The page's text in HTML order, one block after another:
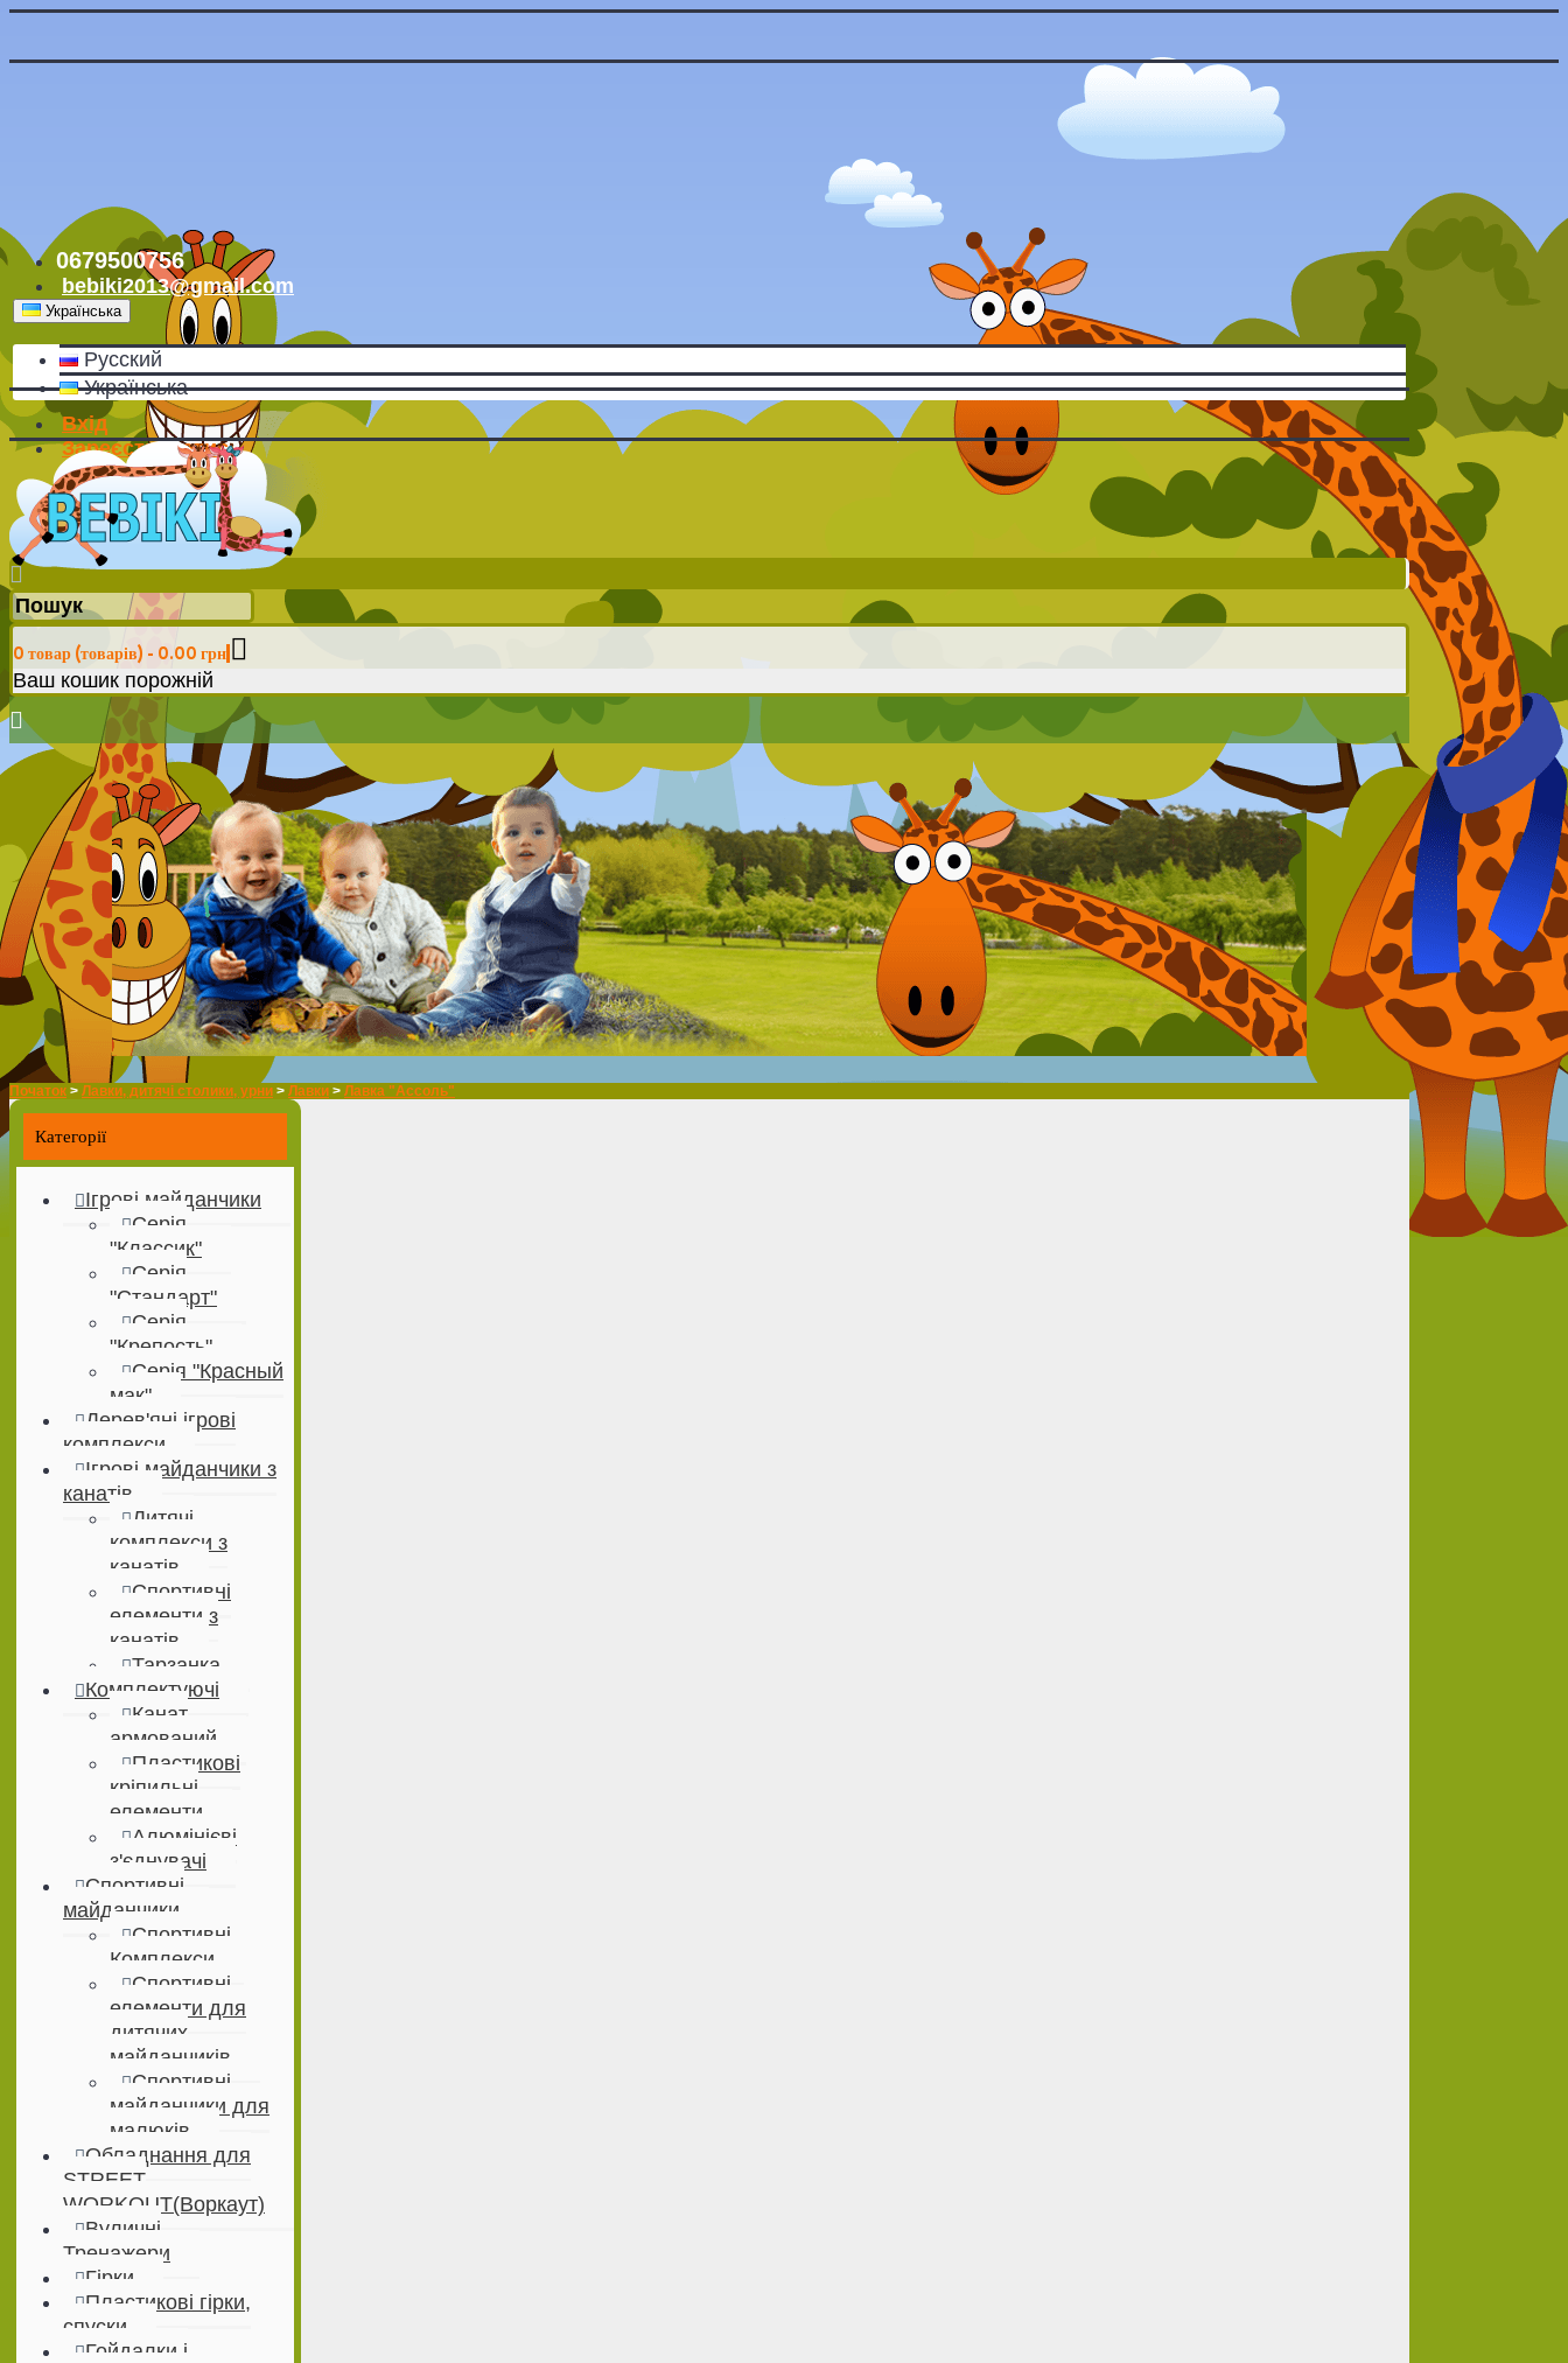
0679500756
bebiki2013@gmail.com
Українська
Русский
Українська
Вхід
Зареєструватись
0 товар (товарів) - 0.00 грн
Ваш кошик порожній
Початок > Лавки, дитячі столики, урни > Лавки > Лавка "Ассоль"
Категорії
Ігрові майданчики
Серія
"Классик"
Серія
"Стандарт"
Серія
"Крепость"
Серія "Красный
мак"
Дерев'яні ігрові
комплекси
Ігрові майданчики з
канатів
Дитячі
комплекси з
канатів
Спортивні
елементи з
канатів
Тарзанка
Комплектуючі
Канат
армований
Пластикові
кріпильні
елементи
Алюмінієві
з'єднувачі
Спортивні
майданчики
Спортивні
Комплекси
Спортивні
елементи для
дитячих
майданчиків
Спортивні
майданчики для
малюків
Обладнання для
STREET
WORKOUT(Воркаут)
Вуличні
Тренажери
Гірки
Пластикові гірки,
спуски
Гойдалки і